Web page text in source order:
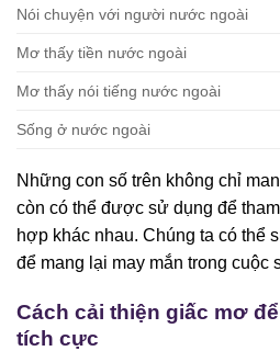
Nói chuyện với người nước ngoài
Mơ thấy tiền nước ngoài
Mơ thấy nói tiếng nước ngoài
Sống ở nước ngoài
Những con số trên không chỉ
còn có thể được sử dụng để
hợp khác nhau. Chúng ta có thể
để mang lại may mắn trong cuộc
Cách cải thiện giấc mơ
tích cực